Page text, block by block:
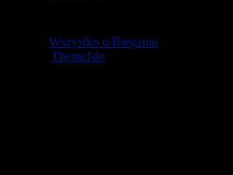
Wszystko o Bieganiu
ThemeIsle